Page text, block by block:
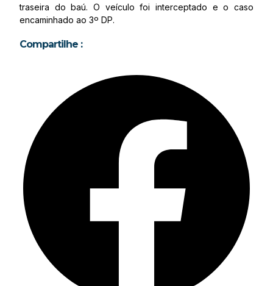
traseira do baú. O veículo foi interceptado e o caso
encaminhado ao 3º DP.
Compartilhe :